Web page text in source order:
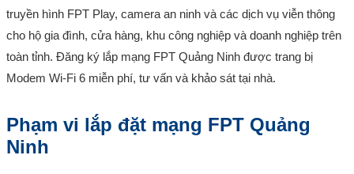
truyền hình FPT Play, camera an ninh và các dịch vụ viễn thông
cho hộ gia đình, cửa hàng, khu công nghiệp và doanh nghiệp trên
toàn tỉnh. Đăng ký lắp mạng FPT Quảng Ninh được trang bị
Modem Wi-Fi 6 miễn phí, tư vấn và khảo sát tại nhà.
Phạm vi lắp đặt mạng FPT Quảng
Ninh